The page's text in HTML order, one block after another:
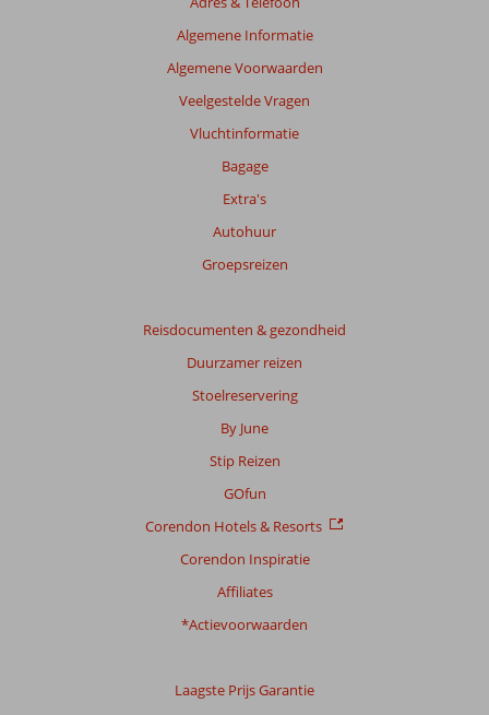
Algemene Informatie
Algemene Voorwaarden
Veelgestelde Vragen
Vluchtinformatie
Bagage
Extra's
Autohuur
Groepsreizen
Reisdocumenten & gezondheid
Duurzamer reizen
Stoelreservering
By June
Stip Reizen
GOfun
Corendon Hotels & Resorts
Corendon Inspiratie
Affiliates
*Actievoorwaarden
Laagste Prijs Garantie